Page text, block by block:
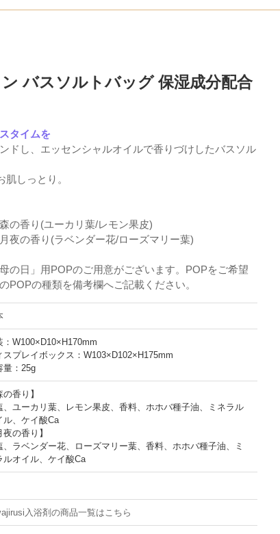
ン バスソルトバッグ 保湿成分配合
タイムを
ドし、エッセンシャルオイルで香りづけしたバスソル
しっとり。
の香り(ユーカリ葉/レモン果皮)
夜の香り(ラベンダー花/ローズマリー葉)
の日」用POPのご用意がございます。POPをご希望
POPの種類を備考欄へご記載ください。
：W100×D10×H170mm
スプレイボックス：W103×D102×H175mm
量：25g
の香り】
、ユーカリ葉、レモン果皮、香料、ホホバ種子油、ミネラル
ル、ケイ酸Ca
夜の香り】
、ラベンダー花、ローズマリー葉、香料、ホホバ種子油、ミ
ルオイル、ケイ酸Ca
入浴剤の商品一覧はこちら